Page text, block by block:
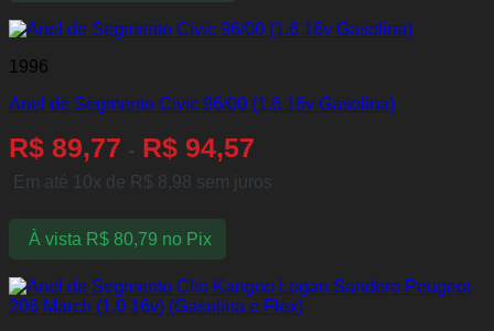
1996
Anel de Segmento Civic 96/00 (1.6 16v Gasolina)
R$ 89,77 - R$ 94,57
Em até 10x de R$ 8,98 sem juros
À vista R$80,79 no Pix